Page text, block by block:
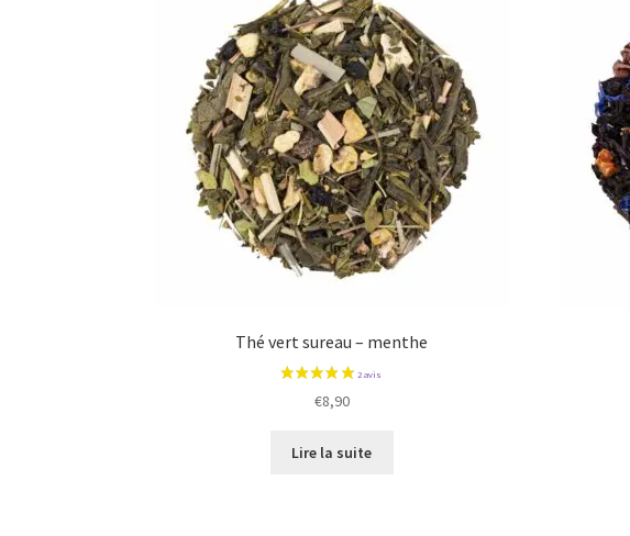
Thé vert sureau – menthe
€8,90
Lire la suite